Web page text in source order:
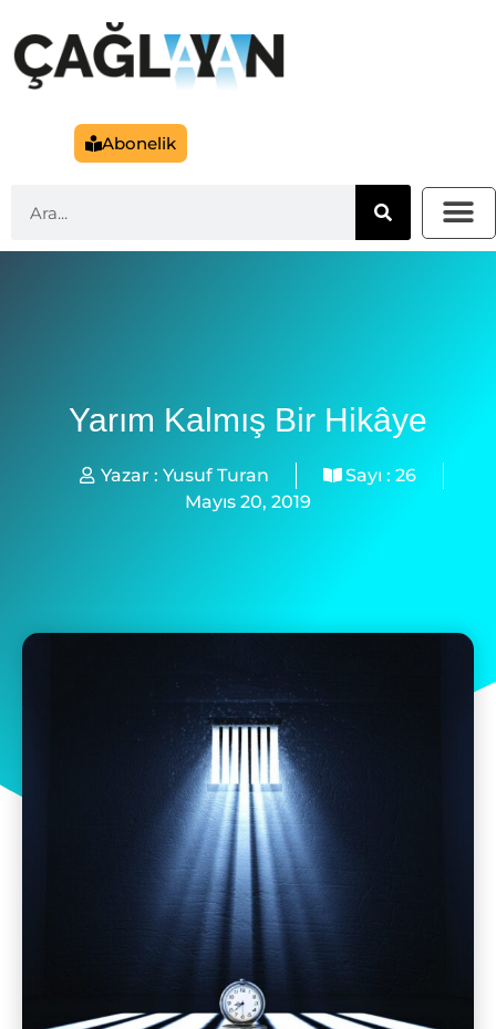
Abonelik
Yarım Kalmış Bir Hikâye
Yazar : Yusuf Turan Sayı : 26
Mayıs 20, 2019